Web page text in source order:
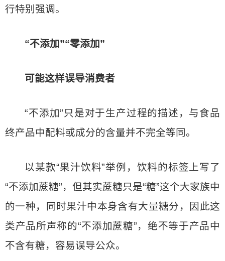
行特别强调。
“不添加”“零添加”
可能这样误导消费者
“不添加”只是对于生产过程的描述，与食品
终产品中配料或成分的含量并不完全等同。
以某款“果汁饮料”举例，饮料的标签上写了
“不添加蔗糖”，但其实蔗糖只是“糖”这个大家族中
的一种，同时果汁中本身含有大量糖分，因此这
类产品所声称的“不添加蔗糖”，绝不等于产品中
不含有糖，容易误导公众。